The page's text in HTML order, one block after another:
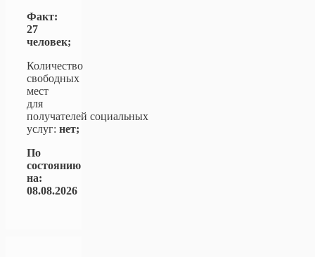
Факт:
27
человек;
Количество
свободных
мест
для
получателей социальных
услуг: нет;
По
состоянию
на:
08.08.2026